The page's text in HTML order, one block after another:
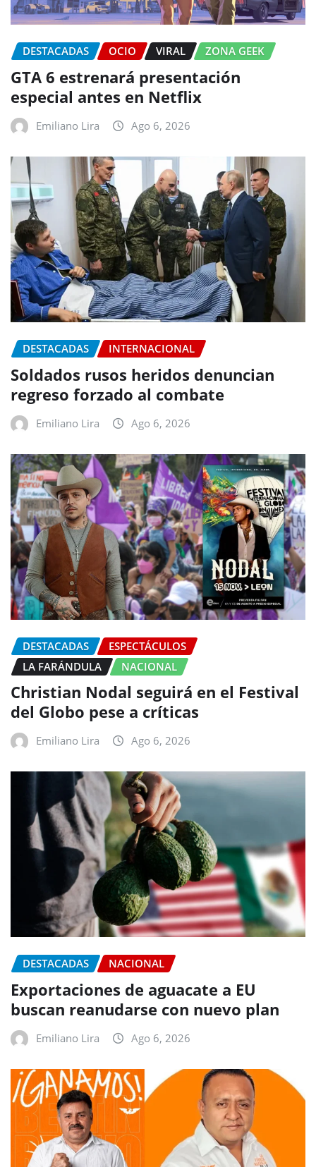
DESTACADAS OCIO VIRAL ZONA GEEK
GTA 6 estrenará presentación
especial antes en Netflix
Emiliano Lira Ago 6, 2026
DESTACADAS INTERNACIONAL
Soldados rusos heridos denuncian
regreso forzado al combate
Emiliano Lira Ago 6, 2026
DESTACADAS
ESPECTÁCULOS
LA FARÁNDULA
NACIONAL
Christian Nodal seguirá en el Festival
del Globo pese a críticas
Emiliano Lira Ago 6, 2026
DESTACADAS NACIONAL
Exportaciones de aguacate a EU
buscan reanudarse con nuevo plan
Emiliano Lira Ago 6, 2026